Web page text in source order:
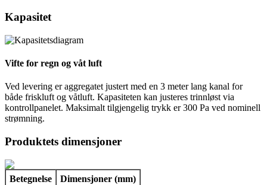
Kapasitet
Vifte for regn og våt luft
Ved levering er aggregatet justert med en 3 meter lang kanal for
både friskluft og våtluft. Kapasiteten kan justeres trinnløst via
kontrollpanelet. Maksimalt tilgjengelig trykk er 300 Pa ved nominell
strømning.
Produktets dimensjoner
Betegnelse
Dimensjoner (mm)